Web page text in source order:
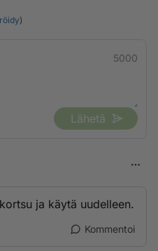
)
5000
Lähetä
ja käytä uudelleen.
Kommentoi